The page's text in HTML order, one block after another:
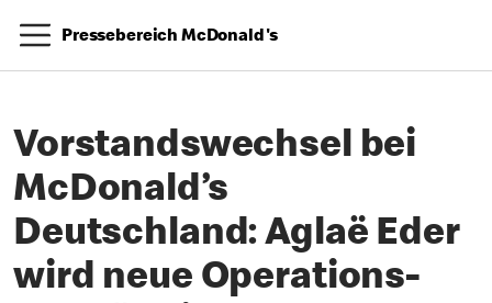
Pressebereich McDonald's
Vorstandswechsel bei
McDonald’s
Deutschland: Aglaë Eder
wird neue Operations-